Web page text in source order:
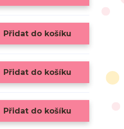
Přidat do košíku
Přidat do košíku
Přidat do košíku